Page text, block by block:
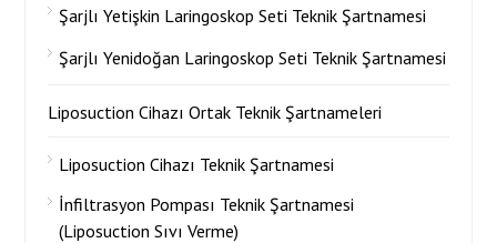
Şarjlı Yetişkin Laringoskop Seti Teknik Şartnamesi
Şarjlı Yenidoğan Laringoskop Seti Teknik Şartnamesi
Liposuction Cihazı Ortak Teknik Şartnameleri
Liposuction Cihazı Teknik Şartnamesi
İnfiltrasyon Pompası Teknik Şartnamesi
(Liposuction Sıvı Verme)